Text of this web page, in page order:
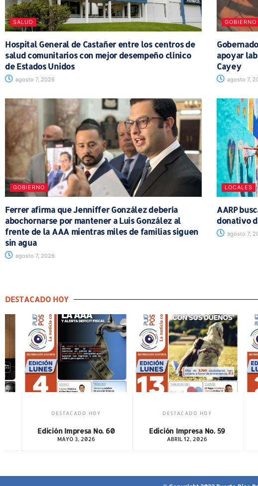
SALUD
Hospital General de Castañer entre los centros de
salud comunitarios con mejor desempeño clínico
de Estados Unidos
agosto 7, 2026
GOBIERNO
apoyar
Cayey
agosto 7,
GOBIERNO
Ferrer afirma que Jenniffer González debería
abochornarse por mantener a Luis González al
frente de la AAA mientras miles de familias siguen
sin agua
agosto 7, 2026
LOCALES
AARP
donativo
agosto 7,
DESTACADO HOY
DESTACADO HOY
Edición Impresa No. 60
MAYO 3, 2026
DESTACADO HOY
Edición Impresa No. 59
ABRIL 12, 2026